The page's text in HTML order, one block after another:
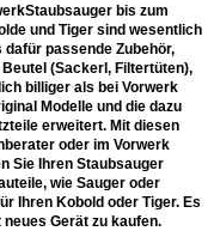
bis zum
und Tiger sind wesentlich
passende Zubehör,
(Sackerl, Filtertüten),
billiger als bei Vorwerk
Modelle und die dazu
erweitert. Mit diesen
oder im Vorwerk
Sie Ihren Staubsauger
wie Sauger oder
Ihren Kobold oder Tiger. Es
Gerät zu kaufen.